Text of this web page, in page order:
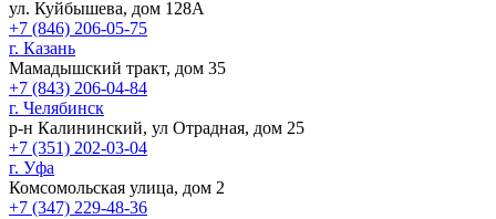
ул. Куйбышева, дом 128А
+7 (846) 206-05-75
г. Казань
Мамадышский тракт, дом 35
+7 (843) 206-04-84
г. Челябинск
р-н Калининский, ул Отрадная, дом 25
+7 (351) 202-03-04
г. Уфа
Комсомольская улица, дом 2
+7 (347) 229-48-36